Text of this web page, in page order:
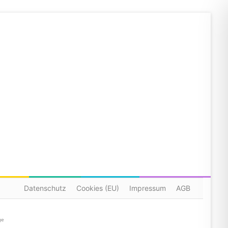
Datenschutz Cookies (EU) Impressum AGB